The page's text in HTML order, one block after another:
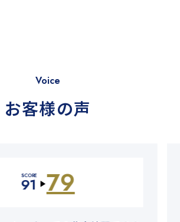
Voice
お客様の声
SCORE
91 ▶ 79